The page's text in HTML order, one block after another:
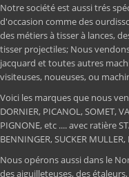
Notre société est aussi trés
d'occasion comme des
des métiers à tisser à lances,
tisser projectiles; Nous
jacquard et toutes autres
visiteuses, noueuses, ou
Voici les marques que nous
DORNIER, PICANOL, SOMET,
PIGNONE, etc .... avec ratière
BENNINGER, SUCKER
Nous opérons aussi dans le
des aiguilleteuses, des